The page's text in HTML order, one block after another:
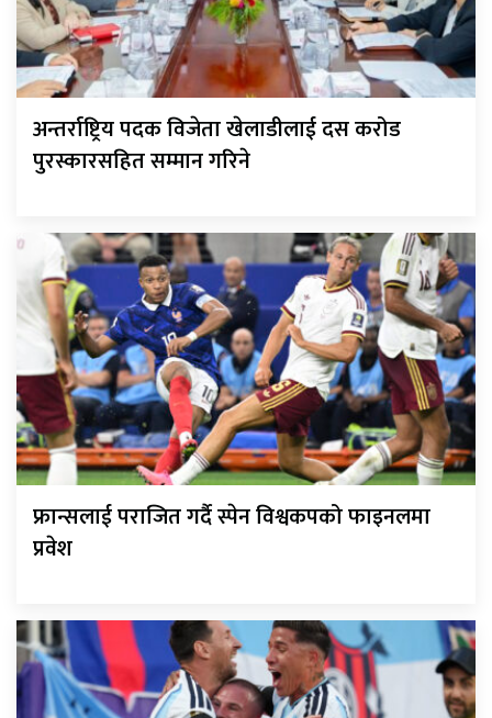
अन्तर्राष्ट्रिय पदक विजेता खेलाडीलाई दस करोड
पुरस्कारसहित सम्मान गरिने
फ्रान्सलाई पराजित गर्दै स्पेन विश्वकपको फाइनलमा
प्रवेश